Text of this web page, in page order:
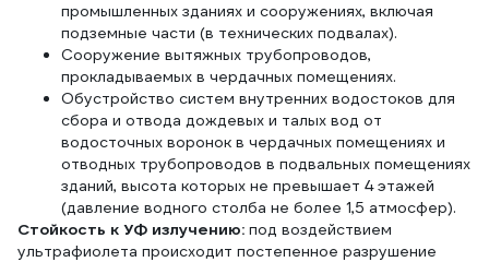
промышленных зданиях и сооружениях, включая
подземные части (в технических подвалах).
Сооружение вытяжных трубопроводов,
прокладываемых в чердачных помещениях.
Обустройство систем внутренних водостоков для
сбора и отвода дождевых и талых вод от
водосточных воронок в чердачных помещениях и
отводных трубопроводов в подвальных помещениях
зданий, высота которых не превышает 4 этажей
(давление водного столба не более 1,5 атмосфер).
Стойкость к УФ излучению: под воздействием
ультрафиолета происходит постепенное разрушение